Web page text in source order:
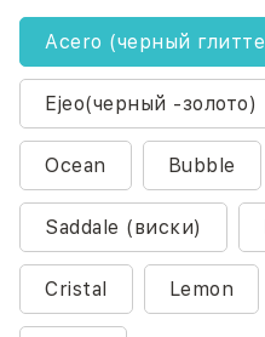
Acero (черный
Ejeo(черный -золото)
Ocean Bubble
Saddale (виски)
Cristal Lemon